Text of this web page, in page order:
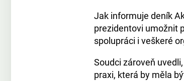
Jak informuje deník
prezidentovi umožnit
spolupráci i veškeré
Soudci zároveň
praxi, která by měla